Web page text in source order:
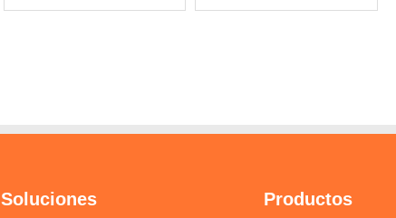
Soluciones Productos